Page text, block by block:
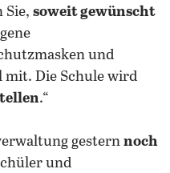
Sie, soweit gewünscht
und
mit. Die Schule wird
.“
gestern noch
und